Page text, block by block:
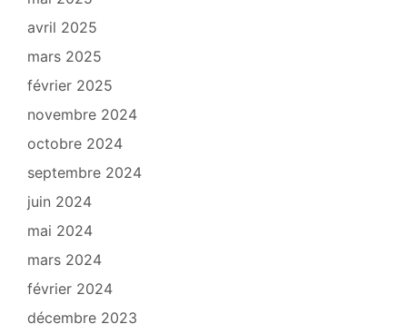
avril 2025
mars 2025
février 2025
novembre 2024
octobre 2024
septembre 2024
juin 2024
mai 2024
mars 2024
février 2024
décembre 2023